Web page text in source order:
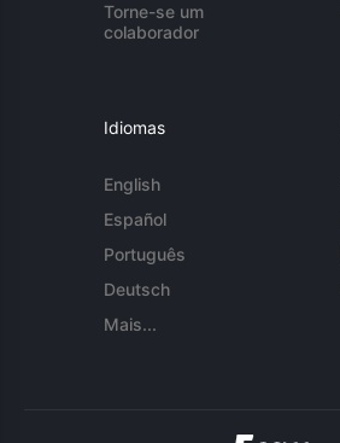
Torne-se um
colaborador
Idiomas
English
Español
Português
Deutsch
Mais...